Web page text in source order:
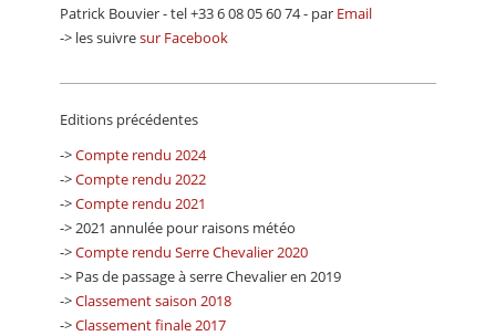
Patrick Bouvier - tel +33 6 08 05 60 74 - par Email
-> les suivresur Facebook
Editions précédentes
->Compte rendu 2024
->Compte rendu 2022
->Compte rendu 2021
-> 2021 annulée pour raisons météo
->Compte rendu Serre Chevalier 2020
-> Pas de passage à serre Chevalier en 2019
->Classement saison 2018
->Classement finale 2017